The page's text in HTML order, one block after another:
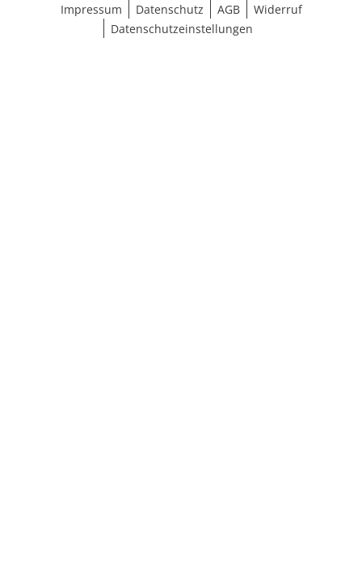
Impressum
Datenschutz AGB
Widerruf
Datenschutzeinstellungen